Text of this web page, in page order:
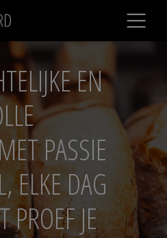
EN
PASSIE
ELKE DAG
JE